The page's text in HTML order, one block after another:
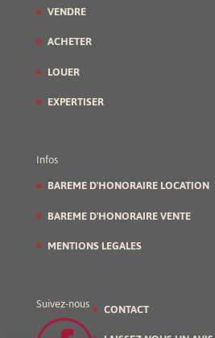
VENDRE
ACHETER
LOUER
EXPERTISER
Infos
BAREME D'HONORAIRE LOCATION
BAREME D'HONORAIRE VENTE
MENTIONS LEGALES
Suivez-nous
CONTACT